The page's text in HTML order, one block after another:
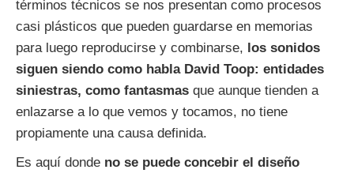
términos técnicos se nos presentan como procesos
casi plásticos que pueden guardarse en memorias
para luego reproducirse y combinarse, los sonidos
siguen siendo como habla David Toop: entidades
siniestras, como fantasmas que aunque tienden a
enlazarse a lo que vemos y tocamos, no tiene
propiamente una causa definida.
Es aquí donde no se puede concebir el diseño